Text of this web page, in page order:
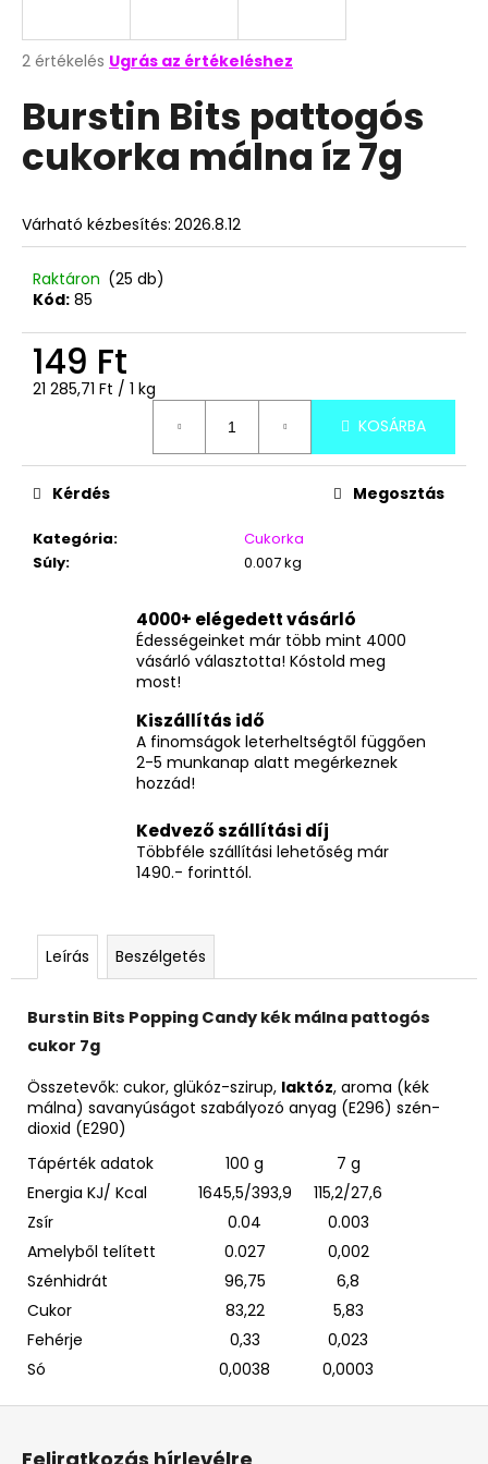
A
átlagos
értékelése
ből
2 értékelés Ugrás az értékeléshez
Burstin Bits pattogós
cukorka málna íz 7g
Várható kézbesítés: 2026.8.12
Raktáron (25 db)
Kód: 85
149 Ft
Egységár:
21 285,71 Ft / 1 kg
KOSÁRBA
Kategória:
Cukorka
Súly: 0.007 kg
Kérdés Megosztás
4000+ elégedett vásárló
Édességeinket már több mint 4000
vásárló választotta! Kóstold meg
most!
Kiszállítás idő
A finomságok leterheltségtől függően
2-5 munkanap alatt megérkeznek
hozzád!
Kedvező szállítási díj
Többféle szállítási lehetőség már
1490.- forinttól.
Leírás Beszélgetés
Burstin Bits Popping Candy kék málna pattogós
cukor 7g
Összetevők: cukor, glükóz-szirup, laktóz, aroma (kék
málna) savanyúságot szabályozó anyag (E296) szén-
dioxid (E290)
Tápérték adatok
100 g
7 g
Energia KJ/ Kcal
1645,5/393,9
115,2/27,6
Zsír
0.04
0.003
Amelyből telített
0.027
0,002
Szénhidrát
96,75
6,8
Cukor
83,22
5,83
Fehérje
0,33
0,023
Só
0,0038 0,0003
A
á
n
l
k
DAMEL
DINNYÉS
KÁBEL
GUMICUKOR
1000G